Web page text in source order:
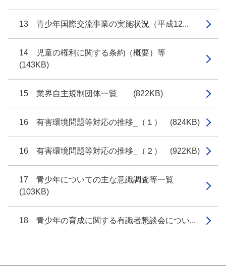
13 青少年国際交流事業の実施状況（平成12...
14 児童の権利に関する条約（概要）等
(143KB)
15 業界自主規制団体一覧 (822KB)
16 有害環境問題等対応の推移_（１） (824KB)
16 有害環境問題等対応の推移_（２） (922KB)
17 青少年についての主な意識調査等一覧
(103KB)
18 青少年の育成に関する有識者懇談会につい...